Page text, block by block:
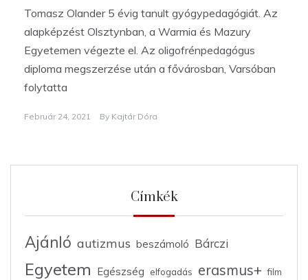
Tomasz Olander 5 évig tanult gyógypedagógiát. Az
alapképzést Olsztynban, a Warmia és Mazury
Egyetemen végezte el. Az oligofrénpedagógus
diploma megszerzése után a fővárosban, Varsóban
folytatta
Február 24, 2021 By Kajtár Dóra
Címkék
Ajánló autizmus beszámoló Bárczi
Egyetem Egészség elfogadás erasmus+ film